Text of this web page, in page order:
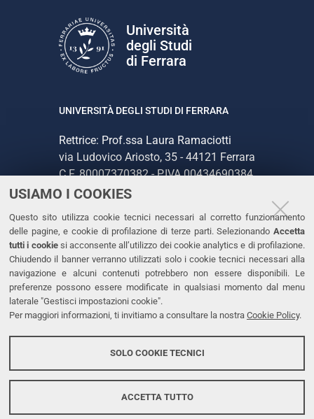
USIAMO I COOKIES
Questo sito utilizza cookie tecnici necessari al corretto funzionamento
delle pagine, e cookie di profilazione di terze parti. Selezionando Accetta
tutti i cookiesi acconsente all’utilizzo dei cookie analytics e di profilazione.
Chiudendo il banner verranno utilizzati solo i cookie tecnici necessari alla
navigazione e alcuni contenuti potrebbero non essere disponibili. Le
preferenze possono essere modificate in qualsiasi momento dal menu
laterale "Gestisci impostazioni cookie".
Per maggiori informazioni, ti invitiamo a consultare la nostra Cookie Policy.
SOLO COOKIE TECNICI
ACCETTA TUTTO
Università
degli Studi
di Ferrara
UNIVERSITÀ DEGLI STUDI DI FERRARA
Rettrice: Prof.ssa Laura Ramaciotti
via Ludovico Ariosto, 35 - 44121 Ferrara
C.F. 80007370382 - P.IVA 00434690384
CONTATTI
Tel. +39 0532 293111
Fax. +39 0532 293031
PEC
LINKS
Accessibilità
Protezione dati personali